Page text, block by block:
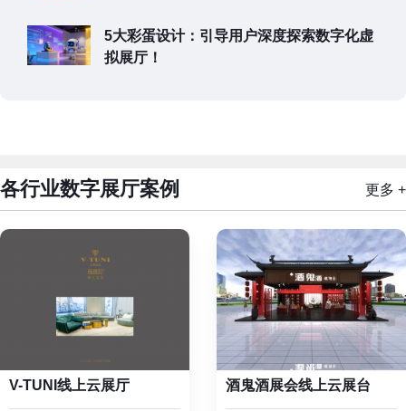
5大彩蛋设计：引导用户深度探索数字化虚
拟展厅！
各行业数字展厅案例 更多 +
V-TUNI线上云展厅 酒鬼酒展会线上云展台